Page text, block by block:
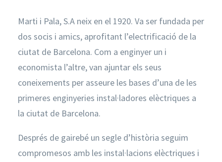
Marti i Pala, S.A neix en el 1920. Va ser fundada per
dos socis i amics, aprofitant l’electrificació de la
ciutat de Barcelona. Com a enginyer un i
economista l’altre, van ajuntar els seus
coneixements per asseure les bases d’una de les
primeres enginyeries instal·ladores elèctriques a
la ciutat de Barcelona.
Després de gairebé un segle d’història seguim
compromesos amb les instal·lacions elèctriques i